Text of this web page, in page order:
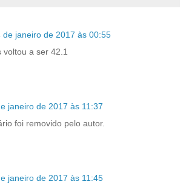
de janeiro de 2017 às 00:55
voltou a ser 42.1
janeiro de 2017 às 11:37
foi removido pelo autor.
janeiro de 2017 às 11:45